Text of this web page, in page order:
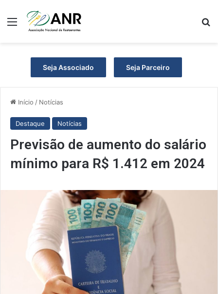
Menu
Seja Associado Seja Parceiro
Início / Notícias
Destaque Notícias
Previsão de aumento do salário
mínimo para R$ 1.412 em 2024